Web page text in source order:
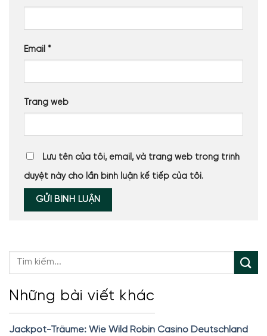
Email *
Trang web
Lưu tên của tôi, email, và trang web trong trình
duyệt này cho lần bình luận kế tiếp của tôi.
Những bài viết khác
Jackpot-Träume: Wie Wild Robin Casino Deutschland